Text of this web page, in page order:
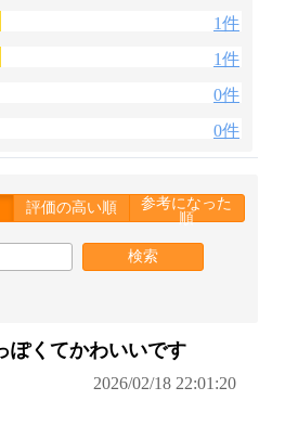
1件
1件
0件
0件
評価の高い順
参考になった
順
検索
ぽくてかわいいです
2026/02/18 22:01:20